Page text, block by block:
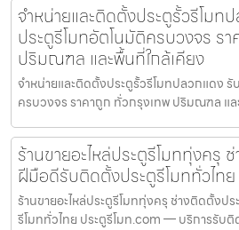
จำหน่ายและติดตั้งประตูรั้วรีโม
ประตูรีโมทอัตโนมัติครบวงจร ร
ปริมณฑล และพื้นที่ใกล้เคียง
จำหน่ายและติดตั้งประตูรั้วรีโมทปลวกแดง
ครบวงจร ราคาถูก ทั่วกรุงเทพ ปริมณฑล แล
ร้านขายอะไหล่ประตูรีโมททุ่งครุ
ฝีมือดีรับติดตั้งประตูรีโมททั่วไท
ร้านขายอะไหล่ประตูรีโมททุ่งครุ ช่างติดตั้ง
รีโมททั่วไทย ประตูรีโมท.com — บริการรับ